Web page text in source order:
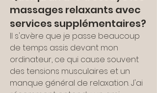
massages relaxants avec
services supplémentaires?
Il s'avère que je passe beaucoup
de temps assis devant mon
ordinateur, ce qui cause souvent
des tensions musculaires et un
manque général de relaxation. J'ai